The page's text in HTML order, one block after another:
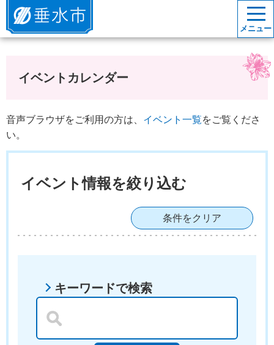
垂水市
メニュー
イベントカレンダー
音声ブラウザをご利用の方は、 イベント一覧をご覧くださ
い。
イベント情報を絞り込む
条件をクリア
キーワードで検索